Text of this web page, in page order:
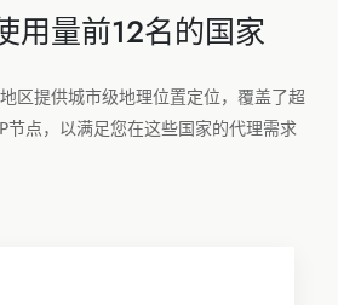
用量前12名的国家
区提供城市级地理位置定位，覆盖了超
节点，以满足您在这些国家的代理需求